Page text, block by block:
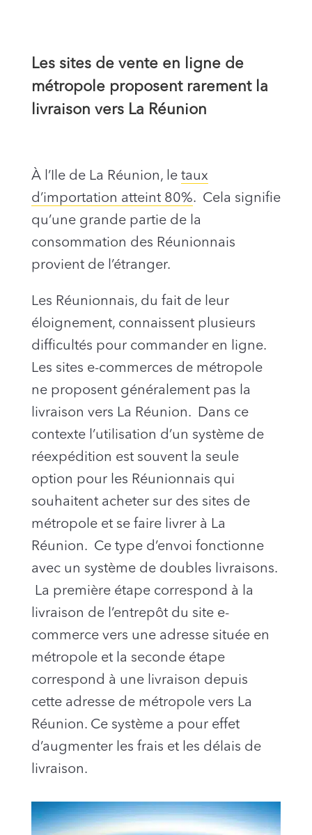
Les sites de vente en ligne de
métropole proposent rarement la
livraison vers La Réunion
À l’Ile de La Réunion, le taux
d’importation atteint 80%. Cela signifie
qu’une grande partie de la
consommation des Réunionnais
provient de l’étranger.
Les Réunionnais, du fait de leur
éloignement, connaissent plusieurs
difficultés pour commander en ligne.
Les sites e-commerces de métropole
ne proposent généralement pas la
livraison vers La Réunion. Dans ce
contexte l’utilisation d’un système de
réexpédition est souvent la seule
option pour les Réunionnais qui
souhaitent acheter sur des sites de
métropole et se faire livrer à La
Réunion. Ce type d’envoi fonctionne
avec un système de doubles livraisons.
La première étape correspond à la
livraison de l’entrepôt du site e-
commerce vers une adresse située en
métropole et la seconde étape
correspond à une livraison depuis
cette adresse de métropole vers La
Réunion. Ce système a pour effet
d’augmenter les frais et les délais de
livraison.